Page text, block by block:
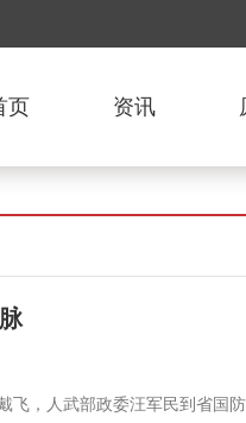
页 资讯
，人武部政委汪军民到省国防